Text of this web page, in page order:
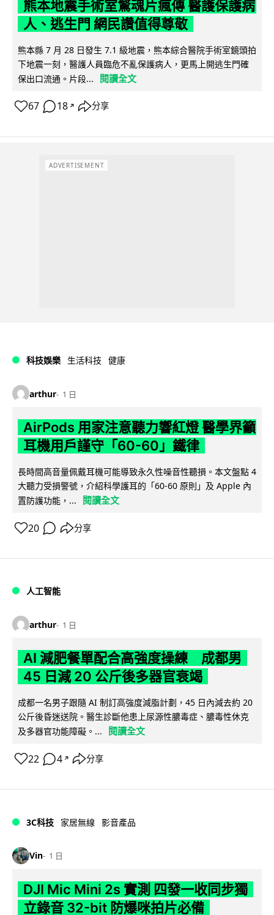
熊本地震手術室驚魂片瘋傳 醫護保護病
人、逃生門 網民讚值得尊敬
熊本縣 7 月 28 日發生 7.1 級地震，熊本綜合醫院手術室鏡頭拍
下地震一刻，醫護人員臨危不亂保護病人，更馬上開逃生門確
保出口流通。片段...
閱讀全文
67 18 ↗ 分享
ADVERTISEMENT
科技娛樂 生活科技 健康
arthur 1 日
AirPods 用家注意聽力響紅燈 醫學界籲
耳機用戶謹守「60-60」鐵律
長時間高音量佩戴耳機可能導致永久性噪音性聽損。本文盤點 4
大聽力受損警號，介紹科學護耳的「60-60 原則」及 Apple 內
置防護功能，...
閱讀全文
20 分享
人工智能
arthur 1 日
AI 減肥餐單配合高強度操練 成都男
45 日減 20 公斤後多器官衰竭
成都一名男子跟隨 AI 制訂高強度減脂計劃，45 日內減去約 20
公斤後昏迷送院。醫生診斷他患上尿源性膿毒症、膿毒性休克
及多器官功能障礙。...
閱讀全文
22 4 ↗ 分享
3C科技 家居無線 影音產品
Vin 1 日
DJI Mic Mini 2s 實測 四發一收同步獨
立錄音 32-bit 防爆咪拍片必備